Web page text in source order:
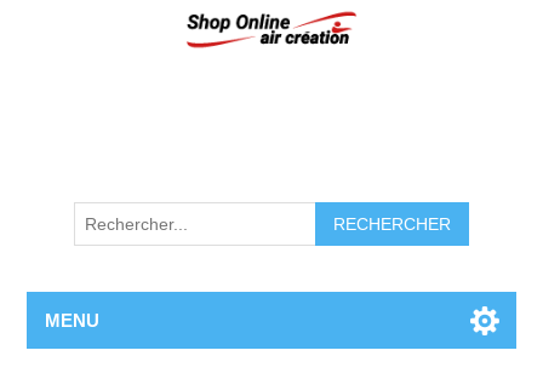
RECHERCHER
MENU